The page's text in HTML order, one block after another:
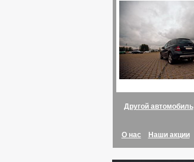
Другой автомобиль
О нас Наши акции